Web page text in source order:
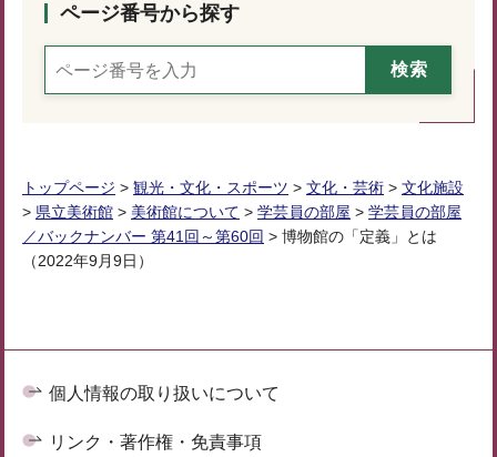
ページ番号から探す
トップページ > 観光・文化・スポーツ > 文化・芸術 > 文化施設
> 県立美術館 > 美術館について > 学芸員の部屋 > 学芸員の部屋
／バックナンバー 第41回～第60回 > 博物館の「定義」とは
（2022年9月9日）
個人情報の取り扱いについて
リンク・著作権・免責事項